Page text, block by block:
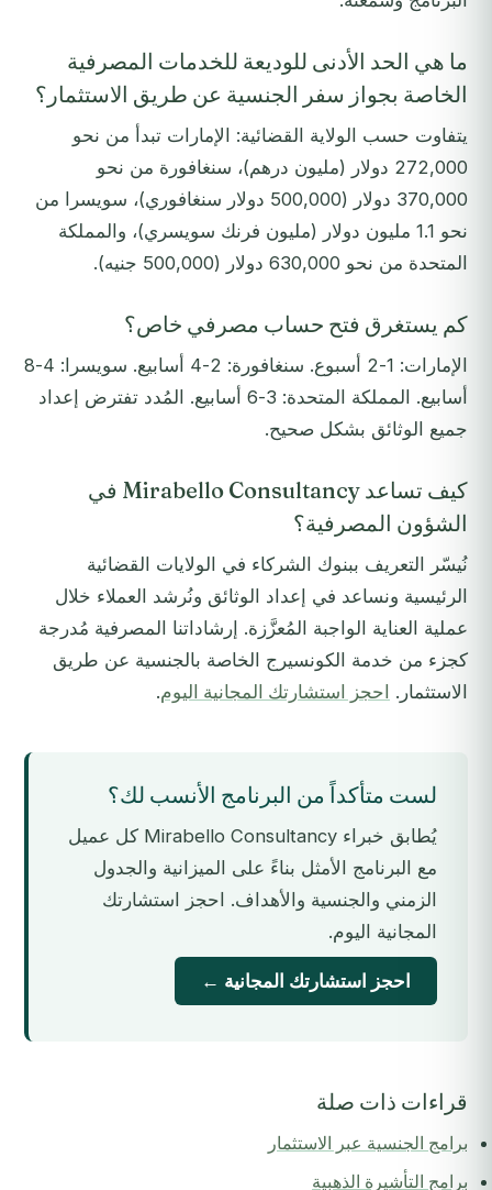
ما هي الحد الأدنى للوديعة للخدمات المصرفية
الخاصة بجواز سفر الجنسية عن طريق الاستثمار؟
يتفاوت حسب الولاية القضائية: الإمارات تبدأ من نحو
272,000 دولار (مليون درهم)، سنغافورة من نحو
370,000 دولار (500,000 دولار سنغافوري)، سويسرا من
نحو 1.1 مليون دولار (مليون فرنك سويسري)، والمملكة
المتحدة من نحو 630,000 دولار (500,000 جنيه).
كم يستغرق فتح حساب مصرفي خاص؟
الإمارات: 1-2 أسبوع. سنغافورة: 2-4 أسابيع. سويسرا: 4-8
أسابيع. المملكة المتحدة: 3-6 أسابيع. المُدد تفترض إعداد
جميع الوثائق بشكل صحيح.
كيف تساعد Mirabello Consultancy في
الشؤون المصرفية؟
نُيسّر التعريف ببنوك الشركاء في الولايات القضائية
الرئيسية ونساعد في إعداد الوثائق ونُرشد العملاء خلال
عملية العناية الواجبة المُعزَّزة. إرشاداتنا المصرفية مُدرجة
كجزء من خدمة الكونسيرج الخاصة بالجنسية عن طريق
الاستثمار. احجز استشارتك المجانية اليوم.
لست متأكداً من البرنامج الأنسب لك؟
يُطابق خبراء Mirabello Consultancy كل عميل
مع البرنامج الأمثل بناءً على الميزانية والجدول
الزمني والجنسية والأهداف. احجز استشارتك
المجانية اليوم.
احجز استشارتك المجانية ←
قراءات ذات صلة
برامج الجنسية عبر الاستثمار
برامج التأشيرة الذهبية